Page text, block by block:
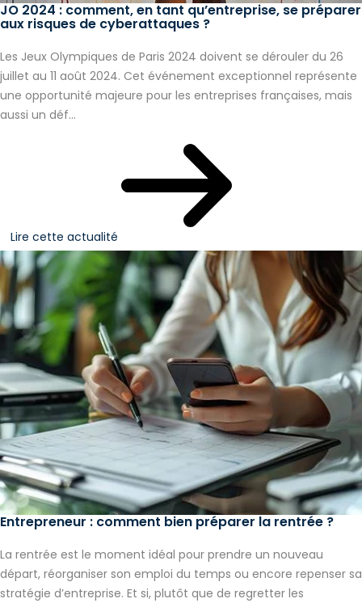
JO 2024 : comment, en tant qu’entreprise, se préparer
aux risques de cyberattaques ?
Les Jeux Olympiques de Paris 2024 doivent se dérouler du 26
juillet au 11 août 2024. Cet événement exceptionnel représente
une opportunité majeure pour les entreprises françaises, mais
aussi un déf...
Lire cette actualité
Entrepreneur : comment bien préparer la rentrée ?
La rentrée est le moment idéal pour prendre un nouveau
départ, réorganiser son emploi du temps ou encore repenser sa
stratégie d’entreprise. Et si, plutôt que de regretter les